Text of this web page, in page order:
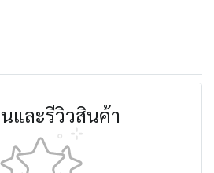
และรีวิวสินค้า